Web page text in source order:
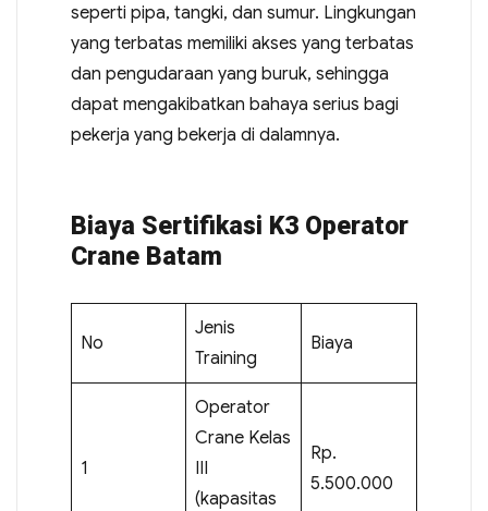
seperti pipa, tangki, dan sumur. Lingkungan
yang terbatas memiliki akses yang terbatas
dan pengudaraan yang buruk, sehingga
dapat mengakibatkan bahaya serius bagi
pekerja yang bekerja di dalamnya.
Biaya Sertifikasi K3 Operator
Crane Batam
No
Jenis
Training
Biaya
1
Operator
Crane Kelas
III
(kapasitas
Rp.
5.500.000